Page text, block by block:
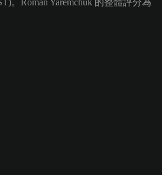
。Roman Yaremchuk 的整體評分為